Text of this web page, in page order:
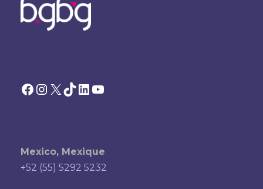
Facebook Instagram X TikTok LinkedIn YouTube
Mexico, Mexique
+52 (55) 5292 5232